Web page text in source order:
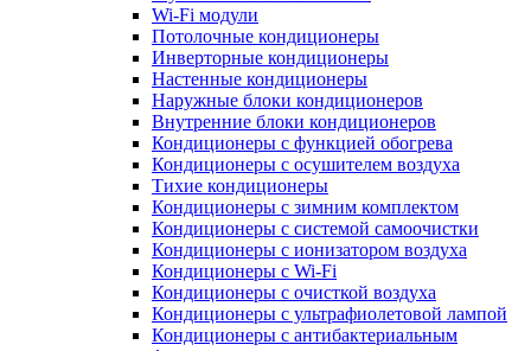
Wi-Fi модули
Потолочные кондиционеры
Инверторные кондиционеры
Настенные кондиционеры
Наружные блоки кондиционеров
Внутренние блоки кондиционеров
Кондиционеры с функцией обогрева
Кондиционеры с осушителем воздуха
Тихие кондиционеры
Кондиционеры с зимним комплектом
Кондиционеры с системой самоочистки
Кондиционеры с ионизатором воздуха
Кондиционеры с Wi-Fi
Кондиционеры с очисткой воздуха
Кондиционеры с ультрафиолетовой лампой
Кондиционеры с антибактериальным